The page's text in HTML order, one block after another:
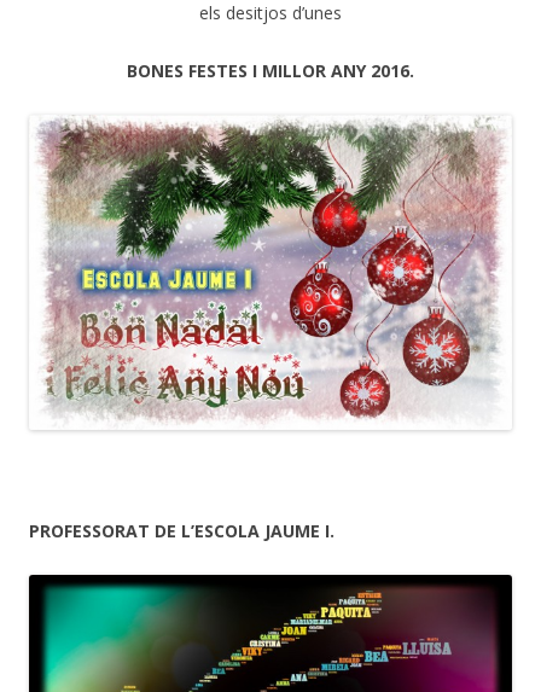
els desitjos d’unes
BONES FESTES I MILLOR ANY 2016.
PROFESSORAT DE L’ESCOLA JAUME I.